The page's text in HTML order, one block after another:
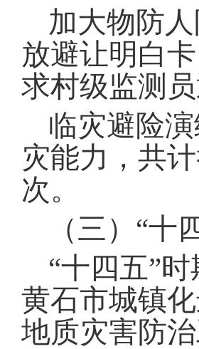
加大物防
放避让明白
求村级监测
临灾避险
灾能力，共
次。
（三）“
“十四五”时
黄石市城镇
地质灾害防